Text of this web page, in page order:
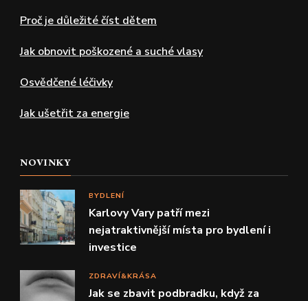
Proč je důležité číst dětem
Jak obnovit poškozené a suché vlasy
Osvědčené léčivky
Jak ušetřit za energie
NOVINKY
BYDLENÍ
Karlovy Vary patří mezi
nejatraktivnější místa pro bydlení i
investice
ZDRAVÍ&KRÁSA
Jak se zbavit podbradku, když za